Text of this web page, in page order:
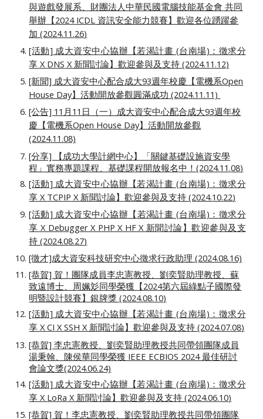
與遊戲發展系、財團法人中華民國電腦技能基金會 共同
舉辦【2024ICDL 資訊安全能力競賽】歡迎各位踴躍參
加 (2024.1 1.26)
[活動] 成大資安中心協辦【若渴計畫 (台南場)：徵求分
享 X DNS X 新聞討論】歡迎參與及支持 (2024.1 1.1 2)
[新聞] 成大資安中心配合成大93週年校慶【電機系Open
House Day】活動開放參觀圓滿成功 (2024.11.11)
[公告] 11月11日（一）成大資安中心配合成大93週年校
慶【電機系Open House Day】活動開放參觀
(2024.11.08)
[分享] 【成功大學計網中心】「關鍵基礎設施資安學
程」實務專題課程、基礎課程開放報名中！(2024.11 .08)
[活動] 成大資安中心協辦【若渴計畫 (台南場)：徵求分
享 X TCPIP X 新聞討論】歡迎參與及支持 (2024.10.22)
[活動] 成大資安中心協辦【 若渴計畫 (台南場)：徵求分
享 X Debugger X PHP X HF X 新聞討論】歡迎參與及支
持 (2024.08.27)
[徵才]成大資安科技研究中心徵求行政助理 (2024.08.16)
[恭賀] 賀！團隊成員李忠憲教授、劉奕賢助理教授、蘇
致遠博士、 周姵彣同學榮獲【2024第六屆綠點子國際發
明暨設計競賽】銀牌獎 (2024.08.10)
[活動] 成大資安中心協辦【若渴計畫 (台南場)：徵求分
享 XCI X SSH X 新聞討論】歡迎參與及支持 (2024.07.08)
[恭賀] 李忠憲教授、劉奕賢助理教授共同帶領團隊成員
湯秉翰、陳侯華同學榮獲 IEEE ECBIOS 2024 最佳研討
會論文獎(2024.06.24)
[活動] 成大資安中心協辦【若渴計畫 (台南場)：徵求分
享 X LoRa X 新聞討論】歡迎參與及支持 (2024.06.10)
[恭賀] 賀！李忠憲教授、劉奕賢助理教授共同帶領團隊